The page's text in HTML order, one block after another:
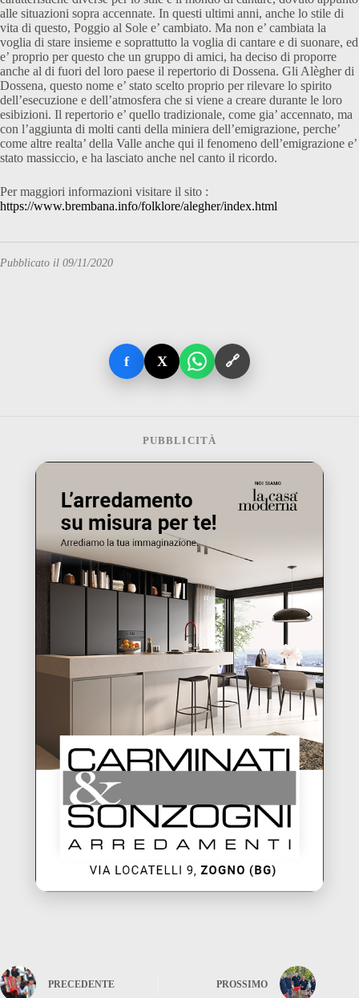
alle situazioni sopra accennate. In questi ultimi anni, anche lo stile di
vita di questo, Poggio al Sole e’ cambiato. Ma non e’ cambiata la
voglia di stare insieme e soprattutto la voglia di cantare e di suonare, ed
e’ proprio per questo che un gruppo di amici, ha deciso di proporre
anche al di fuori del loro paese il repertorio di Dossena. Gli Alègher di
Dossena, questo nome e’ stato scelto proprio per rilevare lo spirito
dell’esecuzione e dell’atmosfera che si viene a creare durante le loro
esibizioni. Il repertorio e’ quello tradizionale, come gia’ accennato, ma
con l’aggiunta di molti canti della miniera dell’emigrazione, perche’
come altre realta’ della Valle anche qui il fenomeno dell’emigrazione e’
stato massiccio, e ha lasciato anche nel canto il ricordo.
Per maggiori informazioni visitare il sito :
https://www.brembana.info/folklore/alegher/index.html
Pubblicato il 09/11/2020
f X 🔗
PUBBLICITÀ
PRECEDENTE PROSSIMO